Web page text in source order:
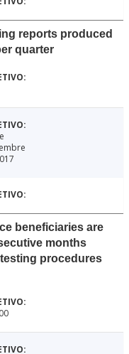
reports produced
quarter
beneficiaries are
months
procedures